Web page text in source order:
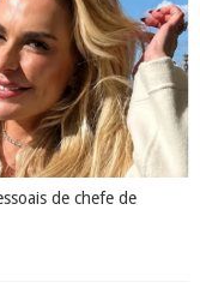
de chefe de